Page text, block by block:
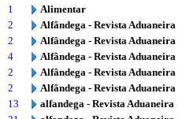
1
Alimentar
2
Alfândega - Revista Aduaneira
2
Alfândega - Revista Aduaneira
4
Alfândega - Revista Aduaneira
2
Alfândega - Revista Aduaneira
2
Alfândega - Revista Aduaneira
13
alfandega - Revista Aduaneira